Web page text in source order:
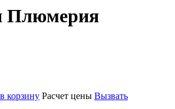
Плюмерия
корзину Расчет цены Вызвать